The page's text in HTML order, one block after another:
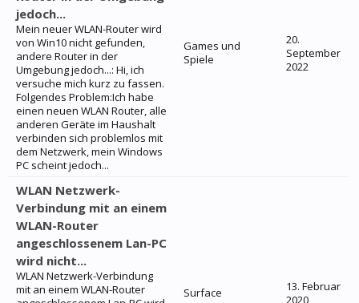
jedoch...
Mein neuer WLAN-Router wird
von Win10 nicht gefunden,
andere Router in der
Umgebung jedoch...: Hi, ich
versuche mich kurz zu fassen.
Folgendes Problem:Ich habe
einen neuen WLAN Router, alle
anderen Geräte im Haushalt
verbinden sich problemlos mit
dem Netzwerk, mein Windows
PC scheint jedoch...
Games und
Spiele
20.
September
2022
WLAN Netzwerk-
Verbindung mit an einem
WLAN-Router
angeschlossenem Lan-PC
wird nicht...
WLAN Netzwerk-Verbindung
mit an einem WLAN-Router
Surface
13. Februar
2020